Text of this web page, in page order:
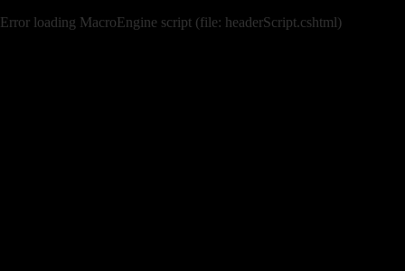
Error loading MacroEngine script (file: headerScript.cshtml)